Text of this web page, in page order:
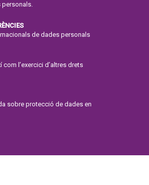
personals.
de dades personals
l’exercici d’altres drets
sobre protecció de dades en